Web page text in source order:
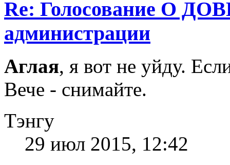
Re: Голосование О
администрации
Аглая, я вот не уйду.
Вече - снимайте.
Тэнгу
29 июл 2015, 12:42